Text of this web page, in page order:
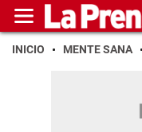
INICIO MENTE SANA